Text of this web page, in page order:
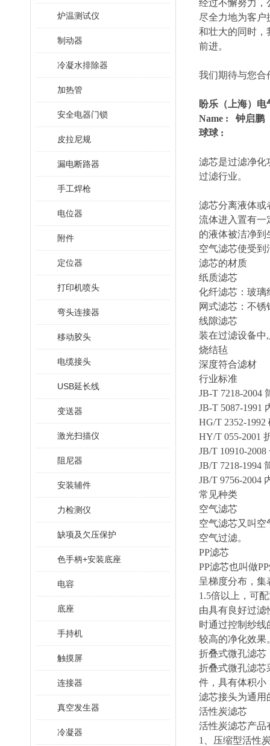
炉温测试仪
制动器
冷凝水排除器
加热管
安全电器门锁
皮拉尼规
漏电断路器
手工焊枪
电位器
附件
定位器
打印机喷头
弯头连接器
移动胶头
电缆接头
USB延长线
变送器
激光扫描仪
阻尼器
安装辅件
力检测仪
缺项及欠压保护
色手柄+安装底座
电容
底座
手持机
触摸屏
连接器
真空发生器
冷凝器
经过不懈努力，
尽全力地为客
和壮大的同时，
前进。
我们期待与您合
盼乐（上海）电
Name : 钟启鹏
球球 :
滤芯是过滤净化
过滤行业。
滤芯分离液体或
流体进入置有一
的液体被洁净到
空气滤芯使受
滤芯的材质
纸质滤芯
化纤滤芯：玻璃
网式滤芯：不锈
线隙滤芯
装在过滤设备中
烧结毡
深度符合滤材
行业标准
JB-T 7218-2004
JB-T 5087-1991
HG/T 2352-
HY/T 055-2001
JB/T 10910-
JB/T 7218-1994
JB/T 9756-2004
常见种类
空气滤芯
空气滤芯又叫
空气过滤。
PP滤芯
PP滤芯也叫做
呈梯度分布，集
1.5倍以上，可
由具有良好过
时通过控制纱
较高的净化效果
折叠式微孔滤芯
折叠式微孔滤芯
件，具有体积小
滤芯接头为通用
活性炭滤芯
活性炭滤芯产品
1、压缩型活性